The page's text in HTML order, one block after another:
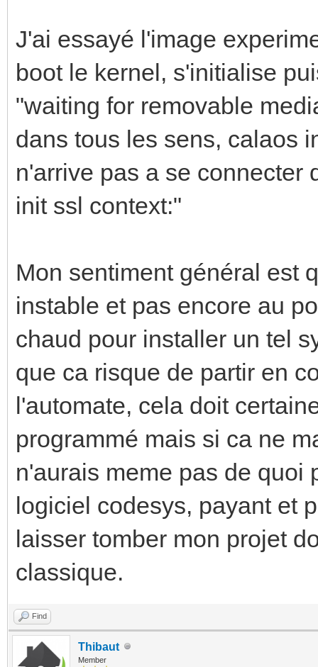
J'ai essayé l'image
boot le kernel, s'initialise
"waiting for removable
dans tous les sens, calaos
n'arrive pas a se connecter
init ssl context:"
Mon sentiment général est
instable et pas encore au
chaud pour installer un tel
que ca risque de partir en
l'automate, cela doit
programmé mais si ca ne
n'aurais meme pas de quoi
logiciel codesys, payant et
laisser tomber mon projet
classique.
Find
Thibaut
Member